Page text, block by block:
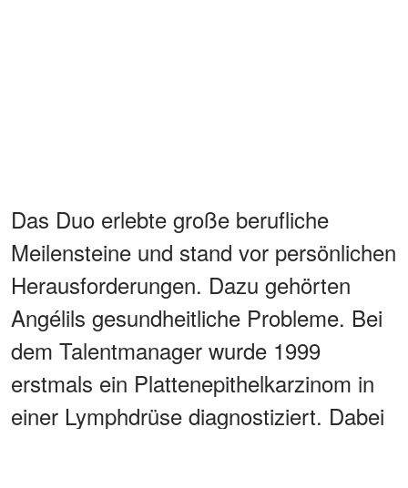
Das Duo erlebte große berufliche
Meilensteine und stand vor persönlichen
Herausforderungen. Dazu gehörten
Angélils gesundheitliche Probleme. Bei
dem Talentmanager wurde 1999
erstmals ein Plattenepithelkarzinom in
einer Lymphdrüse diagnostiziert. Dabei